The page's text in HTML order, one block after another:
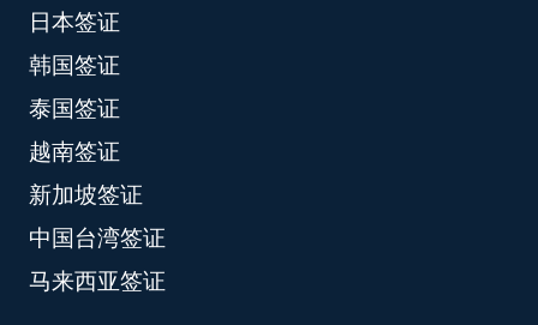
日本签证
韩国签证
泰国签证
越南签证
新加坡签证
中国台湾签证
马来西亚签证